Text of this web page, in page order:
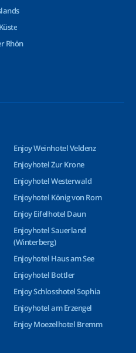
Rhön
Enjoy Weinhotel Veldenz
Enjoyhotel Zur Krone
Enjoyhotel Westerwald
Enjoyhotel König von Rom
Enjoy Eifelhotel Daun
Enjoyhotel Sauerland
(Winterberg)
Enjoyhotel Haus am See
Enjoyhotel Bottler
Enjoy Schlosshotel Sophia
Enjoyhotel am Erzengel
Enjoy Moezelhotel Bremm